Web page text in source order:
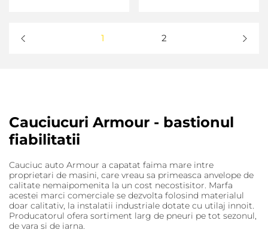
1 2
Cauciucuri Armour - bastionul
fiabilitatii
Cauciuc auto Armour a capatat faima mare intre
proprietari de masini, care vreau sa primeasca anvelope de
calitate nemaipomenita la un cost necostisitor. Marfa
acestei marci comerciale se dezvolta folosind materialul
doar calitativ, la instalatii industriale dotate cu utilaj innoit.
Producatorul ofera sortiment larg de pneuri pe tot sezonul,
de vara si de iarna.